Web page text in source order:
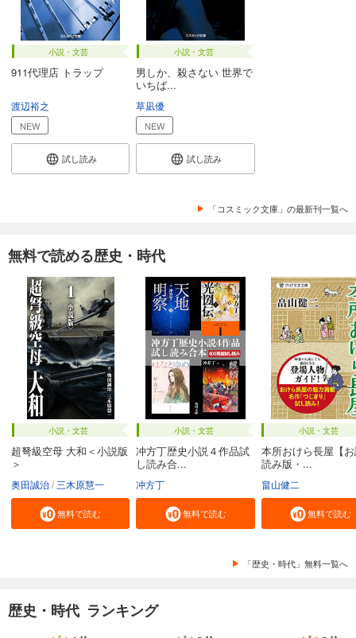
小説・文芸
911代理店 トラップ
渡辺裕之
NEW
試し読み
小説・文芸
男しか、殺さない 世界で
いちば...
草凪優
NEW
試し読み
「コスミック文庫」の最新刊一覧へ
無料で読める歴史・時代
小説・文芸
超弩級空母 大和＜小説版
＞
奥田誠治 三木原慧一
無料で読む
小説・文芸
冲方丁歴史小説４作品試
し読み合...
冲方丁
無料で読む
小説・文芸
本所おけら長屋【
読み版・...
畠山健二
無料で読む
「歴史・時代」無料一覧へ
歴史・時代 ランキング